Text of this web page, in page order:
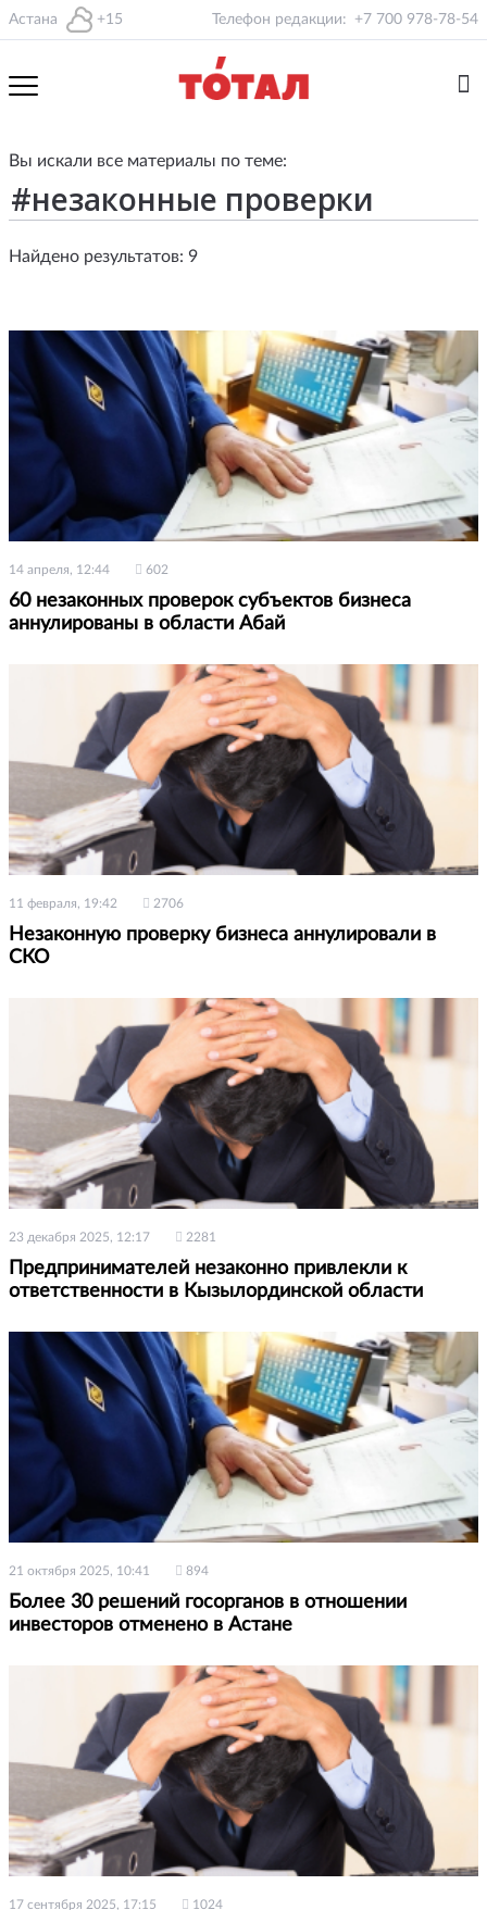
Астана +15 Телефон редакции: +7 700 978-78-54
Вы искали все материалы по теме:
Найдено результатов: 9
14 апреля, 12:44 602
60 незаконных проверок субъектов бизнеса
аннулированы в области Абай
11 февраля, 19:42 2706
Незаконную проверку бизнеса аннулировали в
СКО
23 декабря 2025, 12:17 2281
Предпринимателей незаконно привлекли к
ответственности в Кызылординской области
21 октября 2025, 10:41 894
Более 30 решений госорганов в отношении
инвесторов отменено в Астане
17 сентября 2025, 17:15 1024